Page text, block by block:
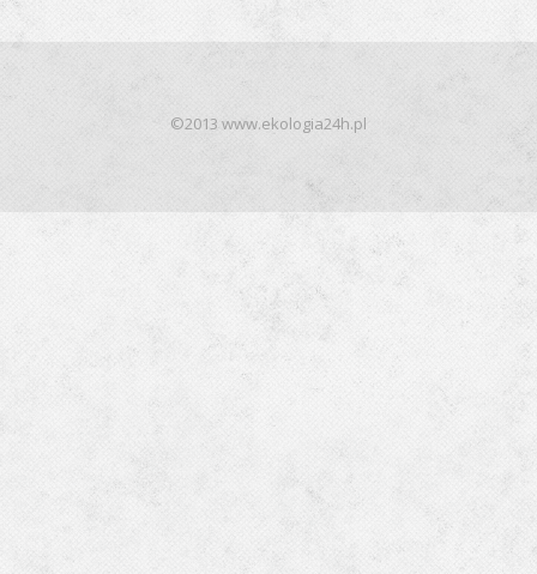
©2013 www.ekologia24h.pl